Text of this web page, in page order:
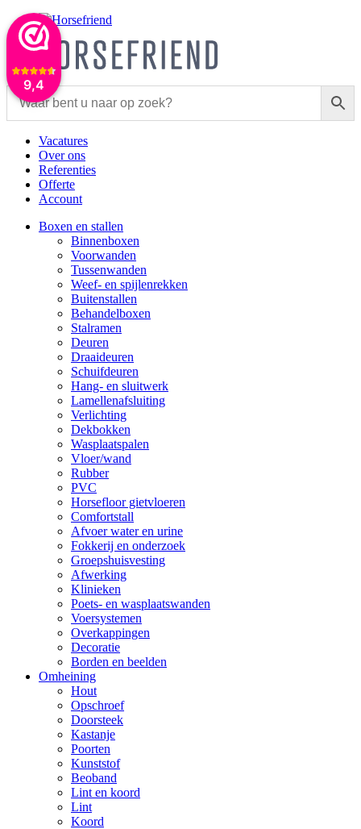
9,4
Vacatures
Over ons
Referenties
Offerte
Account
Boxen en stallen
Binnenboxen
Voorwanden
Tussenwanden
Weef- en spijlenrekken
Buitenstallen
Behandelboxen
Stalramen
Deuren
Draaideuren
Schuifdeuren
Hang- en sluitwerk
Lamellenafsluiting
Verlichting
Dekbokken
Wasplaatspalen
Vloer/wand
Rubber
PVC
Horsefloor gietvloeren
Comfortstall
Afvoer water en urine
Fokkerij en onderzoek
Groepshuisvesting
Afwerking
Klinieken
Poets- en wasplaatswanden
Voersystemen
Overkappingen
Decoratie
Borden en beelden
Omheining
Hout
Opschroef
Doorsteek
Kastanje
Poorten
Kunststof
Beoband
Lint en koord
Lint
Koord